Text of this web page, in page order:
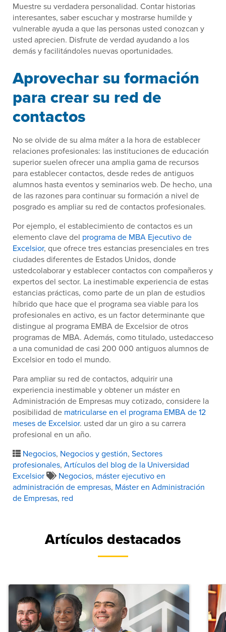
Muestre su verdadera personalidad. Contar historias
interesantes, saber escuchar y mostrarse humilde y
vulnerable ayuda a que las personas usted conozcan y
usted aprecien. Disfrute de verdad ayudando a los
demás y facilitándoles nuevas oportunidades.
Aprovechar su formación
para crear su red de
contactos
No se olvide de su alma máter a la hora de establecer
relaciones profesionales: las instituciones de educación
superior suelen ofrecer una amplia gama de recursos
para establecer contactos, desde redes de antiguos
alumnos hasta eventos y seminarios web. De hecho, una
de las razones para continuar su formación a nivel de
posgrado es ampliar su red de contactos profesionales.
Por ejemplo, el establecimiento de contactos es un
elemento clave del programa de MBA Ejecutivo de
Excelsior, que ofrece tres estancias presenciales en tres
ciudades diferentes de Estados Unidos, donde
ustedcolaborar y establecer contactos con compañeros y
expertos del sector. La inestimable experiencia de estas
estancias prácticas, como parte de un plan de estudios
híbrido que hace que el programa sea viable para los
profesionales en activo, es un factor determinante que
distingue al programa EMBA de Excelsior de otros
programas de MBA. Además, como titulado, ustedacceso
a una comunidad de casi 200 000 antiguos alumnos de
Excelsior en todo el mundo.
Para ampliar su red de contactos, adquirir una
experiencia inestimable y obtener un máster en
Administración de Empresas muy cotizado, considere la
posibilidad de matricularse en el programa EMBA de 12
meses de Excelsior. usted dar un giro a su carrera
profesional en un año.
Negocios, Negocios y gestión, Sectores
profesionales, Artículos del blog de la Universidad
Excelsior
Negocios, máster ejecutivo en
administración de empresas, Máster en Administración
de Empresas, red
Artículos destacados